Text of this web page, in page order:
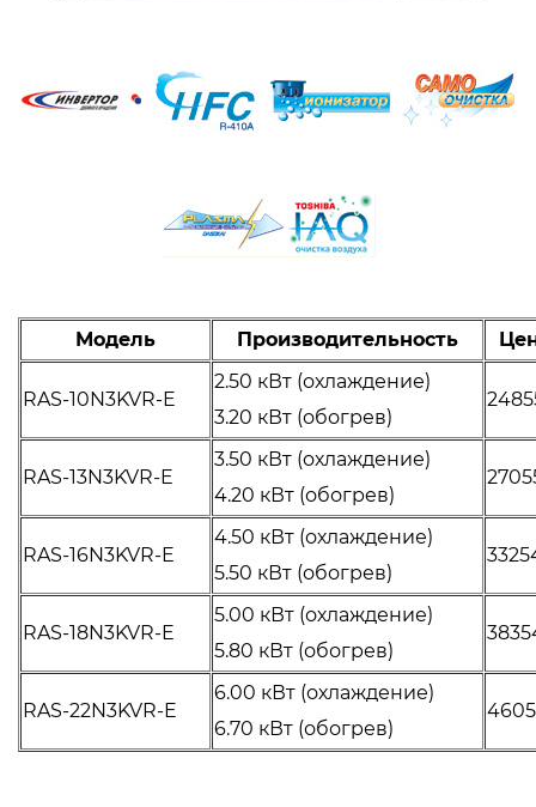
Модель Производительность
RAS-10N3KVR-E
2.50 кВт (охлаждение)
3.20 кВт (обогрев)
RAS-13N3KVR-E
3.50 кВт (охлаждение)
4.20 кВт (обогрев)
RAS-16N3KVR-E
4.50 кВт (охлаждение)
5.50 кВт (обогрев)
RAS-18N3KVR-E
5.00 кВт (охлаждение)
5.80 кВт (обогрев)
RAS-22N3KVR-E
6.00 кВт (охлаждение)
6.70 кВт (обогрев)